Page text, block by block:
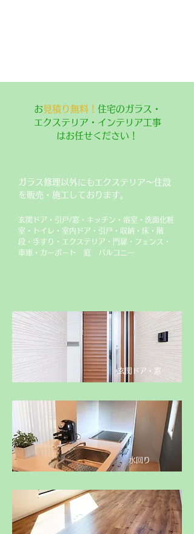
​ お見積り無料！ 住宅のガラス・
エクステリア・インテリア工事
はお任せください！
ガラス修理以外にもエクステリア～住設
を販売・施工しております。
玄関ドア・引戸/窓・キッチン・浴室・洗面化粧
室・トイレ・室内ドア・引戸・収納・床・階
段・手すり・エクステリア・門扉・フェンス・
車庫・カーポート 庭 バルコニー
​玄関ドア・窓
​水回り